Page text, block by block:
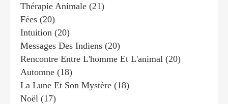
Thérapie Animale (21)
Fées (20)
Intuition (20)
Messages Des Indiens (20)
Rencontre Entre L'homme Et L'animal (20)
Automne (18)
La Lune Et Son Mystère (18)
Noël (17)